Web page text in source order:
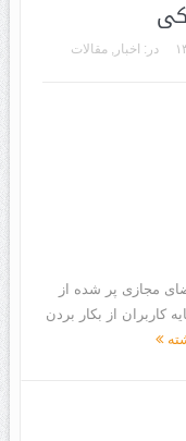
در: اخبار , مقالات
مجازی پر شده از
کاربران از بکار بردن